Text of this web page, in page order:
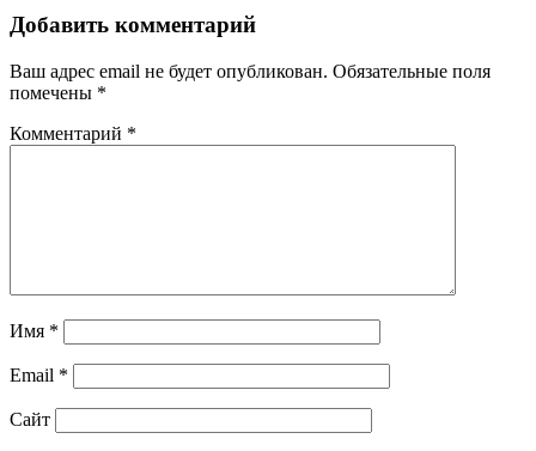
Добавить комментарий
Ваш адрес email не будет опубликован. Обязательные поля
помечены *
Комментарий *
Имя *
Email *
Сайт